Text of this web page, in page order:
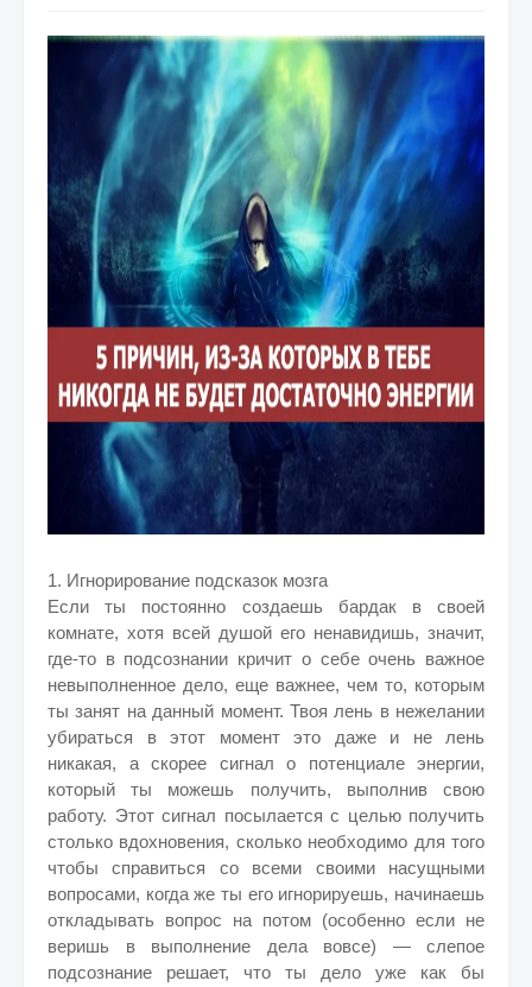
1. Игнорирование подсказок мозга
Если ты постоянно создаешь бардак в своей
комнате, хотя всей душой его ненавидишь, значит,
где-то в подсознании кричит о себе очень важное
невыполненное дело, еще важнее, чем то, которым
ты занят на данный момент. Твоя лень в нежелании
убираться в этот момент это даже и не лень
никакая, а скорее сигнал о потенциале энергии,
который ты можешь получить, выполнив свою
работу. Этот сигнал посылается с целью получить
столько вдохновения, сколько необходимо для того
чтобы справиться со всеми своими насущными
вопросами, когда же ты его игнорируешь, начинаешь
откладывать вопрос на потом (особенно если не
веришь в выполнение дела вовсе) — слепое
подсознание решает, что ты дело уже как бы